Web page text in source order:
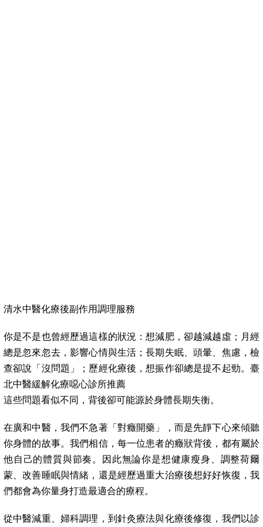
清水中醫化療後副作用調理服務
你是不是也曾經歷過這樣的狀況：想減肥，卻越減越虛；月經
總是忽來忽去，影響心情與生活；長期失眠、頭暈、焦慮，檢
查卻說「沒問題」；歷經化療後，想振作卻總是提不起勁。臺
北中醫緩解化療噁心診所推薦
這些問題看似不同，背後卻可能源於身體長期失衡。
在廣和中醫，我們不急著「對癥開藥」，而是先靜下心來傾聽
你身體的故事。我們相信，每一位患者的癥狀背後，都有屬於
他自己的體質與節奏。因此無論你是想健康瘦身、調整荷爾
蒙、改善睡眠與情緒，還是經歷過重大治療後想好好恢復，我
們都會為你量身打造最適合的療程。
從中醫減重、婦科調理，到針灸療法與化療後修復，我們以診